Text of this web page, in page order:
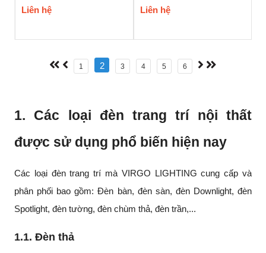
Liên hệ Liên hệ
1 2 3 4 5 6
1. Các loại đèn trang trí nội thất
được sử dụng phổ biến hiện nay
Các loại đèn trang trí mà VIRGO LIGHTING cung cấp và
phân phối bao gồm: Đèn bàn, đèn sàn, đèn Downlight, đèn
Spotlight, đèn tường, đèn chùm thả, đèn trần,...
1.1. Đèn thả